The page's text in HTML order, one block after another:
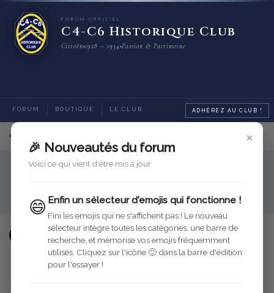
FORUM OFFICIEL
C4-C6 Historique Club
Citroën 1928 – 1934 Passion & Patrimoine
FORUM BOUTIQUE LE CLUB ADHÉREZ AU CLUB !
×
🎉 Nouveautés du forum
Voici ce qui vient d'être mis à jour
😄 Enfin un sélecteur d'emojis qui fonctionne !
Fini les emojis qui ne s'affichent pas ! Le nouveau
sélecteur intègre toutes les catégories, une barre de
recherche, et mémorise vos emojis fréquemment
utilisés. Cliquez sur l'icône 🙂 dans la barre d'édition
pour l'essayer !
Assistance Assistance Forum
Dumbbell 8 févr. 2023 Modifié